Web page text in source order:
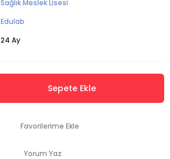
Sağlık Meslek Lisesi
Edulab
24 Ay
Sepete Ekle
Yorum Yaz